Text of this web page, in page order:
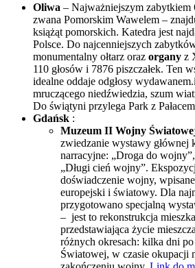
Oliwa – Najważniejszym zabytkiem
zwana Pomorskim Wawelem –
książąt pomorskich. Katedra jest
Polsce. Do najcenniejszych
monumentalny ołtarz oraz organy z
110 głosów i 7876 piszczałek. Ten
idealne oddaje odgłosy
mruczącego niedźwiedzia, szum
Do świątyni przylega Park z
Gdańsk :
Muzeum II Wojny
zwiedzanie wystawy głównej
narracyjne: „Droga do
„Długi cień wojny”.
doświadczenie wojny,
europejski i światowy. Dla
przygotowano specjalną
– jest to rekonstrukcja
przedstawiająca życie
różnych okresach: kilka dni
Światowej, w czasie okupacji